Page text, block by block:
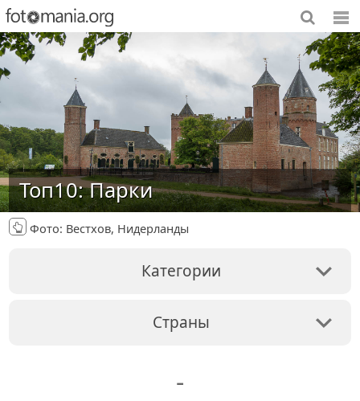
Топ10: Парки
Фото: Вестхов, Нидерланды
Категории
Страны
-